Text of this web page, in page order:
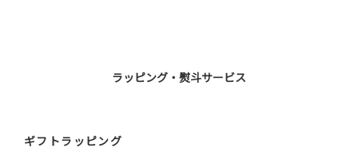
ラッピング・熨斗サービス
ギフトラッピング